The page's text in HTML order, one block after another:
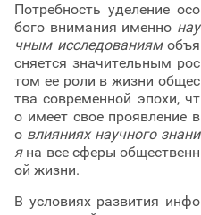
Потребность уделение осо
бого внимания именно нау
чным исследованиямобъя
сняется значительным рос
том ее роли в жизни общес
тва современной эпохи, чт
о имеет свое проявление в
о влияниях научного знани
яна все сферы общественн
ой жизни.
В условиях развития инфо